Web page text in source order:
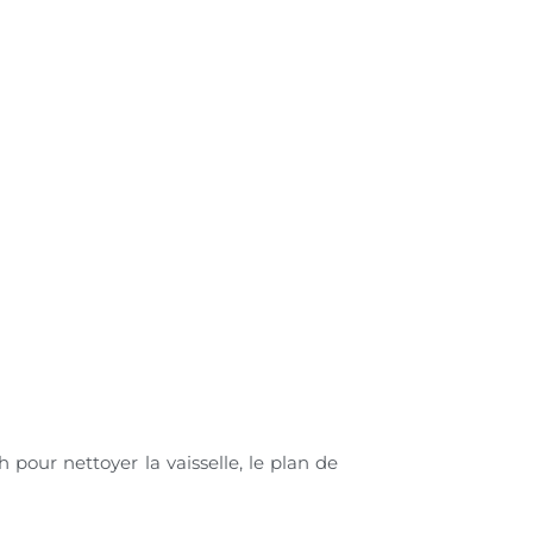
pour nettoyer la vaisselle, le plan de